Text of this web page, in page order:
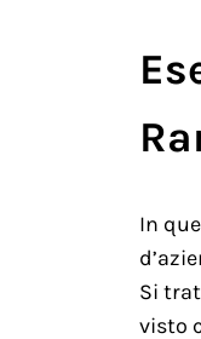
In
Si
visto